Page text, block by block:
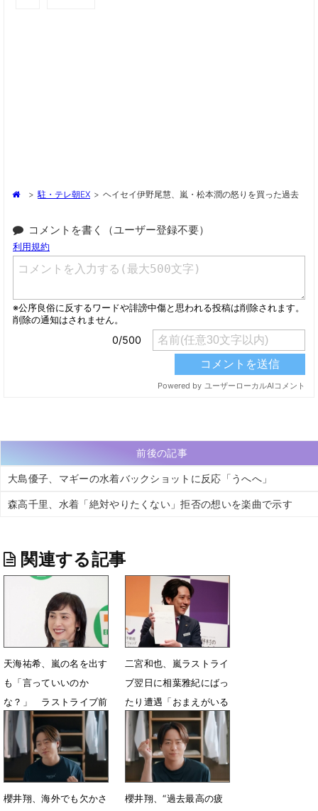
> 駐・テレ朝EX > ヘイセイ伊野尾慧、嵐・松本潤の怒りを買った過去
コメントを書く（ユーザー登録不要）
前後の記事
大島優子、マギーの水着バックショットに反応「うへへ」
森高千里、水着「絶対やりたくない」拒否の想いを楽曲で示す
関連する記事
天海祐希、嵐の名を出す
も「言っていいのか
な？」 ラストライブ前
の相葉雅紀と櫻井翔の姿
に感銘
6月25日 08時12分
二宮和也、嵐ラストライ
ブ翌日に相葉雅紀にばっ
たり遭遇「おまえがいる
んかいッ！」
6月4日 07時44分
櫻井翔、海外でも欠かさ
櫻井翔、“過去最高の疲